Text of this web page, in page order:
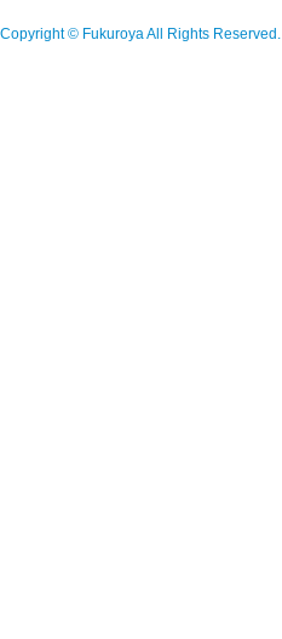
Copyright © Fukuroya All Rights Reserved.